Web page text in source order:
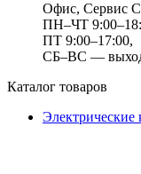
Офис, Сервис
ПН–ЧТ
ПТ 9:00–17:00,
СБ–ВС —
Каталог товаров
Электрические